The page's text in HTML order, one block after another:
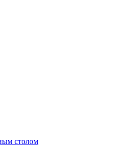
столом